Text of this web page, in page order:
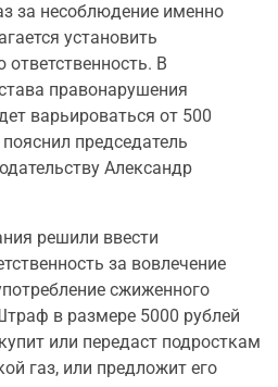
за несоблюдение именно
установить
В
правонарушения
варьироваться от 500
председатель
Александр
решили ввести
за вовлечение
сжиженного
в размере 5000 рублей
или передаст подросткам
газ, или предложит его